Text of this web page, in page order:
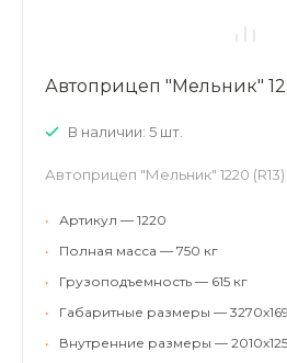
Автоприцеп "Мельник"
В наличии: 5 шт.
Автоприцеп "Мельник" 1220 (R13)
•
Артикул — 1220
•
Полная масса — 750 кг
•
Грузоподъемность — 615 кг
•
Габаритные размеры —
•
Внутренние размеры —